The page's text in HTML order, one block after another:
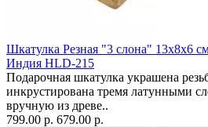
Шкатулка Резная "3 слона" 13х8х6
Индия HLD-215
Подарочная шкатулка украшена
инкрустирована тремя латунными
вручную из древе..
799.00 р. 679.00 р.